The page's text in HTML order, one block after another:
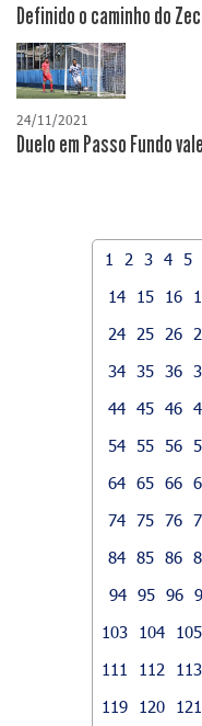
Definido o caminho do
24/11/2021
Duelo em Passo Fundo
1 2 3 4 5
14
15 16
24
25 26
34 35 36
44 45 46
54 55 56
64 65 66
74 75 76
84 85 86
94 95 96
103
104 105
111
112 113
119
120 121